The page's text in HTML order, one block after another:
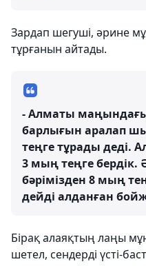
Зардап шегуші, әрине
тұрғанын айтады.
- Алматы
барлығын аралап
теңге тұрады деді.
3 мың теңге бердік.
бәрімізден 8 мың
дейді алданған
Бірақ алаяқтың лаңы
шетел, сендерді үсті-